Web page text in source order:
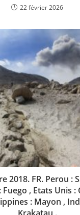
22 février 2026
2018. FR. Perou :
, Etats Unis :
: Mayon ,